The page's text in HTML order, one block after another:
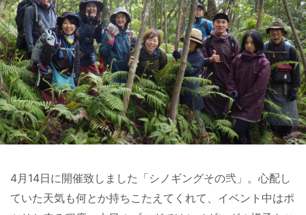
4月14日に開催致しました「シノギングその弐」。心配し
ていた天気も何とか持ちこたえてくれて、イベント中はポ